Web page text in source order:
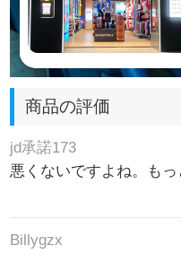
商品の評価
jd承諾173
悪くないですよね。もっ
Billygzx